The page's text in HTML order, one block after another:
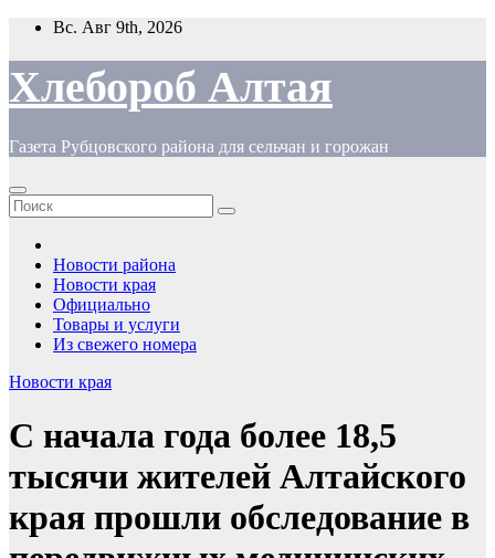
Перейти
содержимому
Вс. Авг 9th, 2026
Хлебороб Алтая
Газета Рубцовского района для сельчан и горожан
Новости района
Новости края
Официально
Товары и услуги
Из свежего номера
Новости края
С начала года более 18,5
тысячи жителей Алтайского
края прошли обследование в